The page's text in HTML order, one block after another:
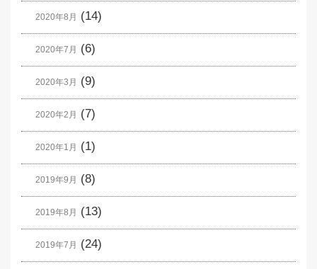
2020年8月 (14)
2020年7月 (6)
2020年3月 (9)
2020年2月 (7)
2020年1月 (1)
2019年9月 (8)
2019年8月 (13)
2019年7月 (24)